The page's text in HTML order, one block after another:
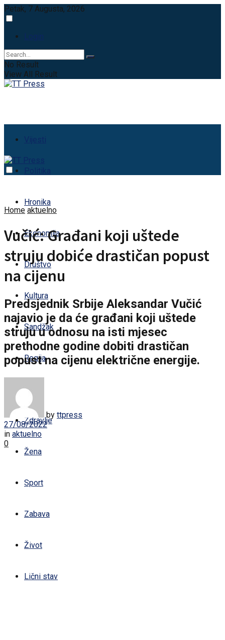
Petak, 7 Augusta, 2026
Login
No Result
View All Result
Vijesti
Politika
Hronika
Ekonomija
Društvo
Kultura
Sandžak
Regija
Svijet
Zdravlje
Žena
Sport
Zabava
Život
Lični stav
Home aktuelno
Vučić: Građani koji uštede
struju dobiće drastičan popust
na cijenu
Predsjednik Srbije Aleksandar Vučić
najavio je da će građani koji uštede
struju u odnosu na isti mjesec
prethodne godine dobiti drastičan
popust na cijenu električne energije.
by ttpress
27/08/2022
in aktuelno
0